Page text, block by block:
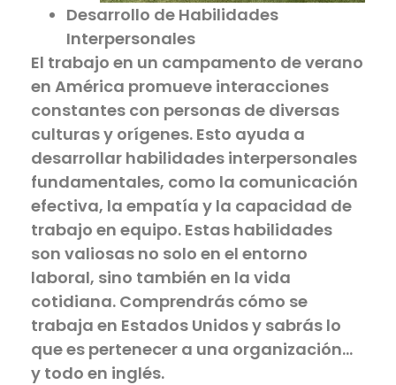
Desarrollo de Habilidades
Interpersonales
El trabajo en un campamento de verano
en América promueve interacciones
constantes con personas de diversas
culturas y orígenes. Esto ayuda a
desarrollar habilidades interpersonales
fundamentales, como la comunicación
efectiva, la empatía y la capacidad de
trabajo en equipo. Estas habilidades
son valiosas no solo en el entorno
laboral, sino también en la vida
cotidiana. Comprendrás cómo se
trabaja en Estados Unidos y sabrás lo
que es pertenecer a una organización…
y todo en inglés.